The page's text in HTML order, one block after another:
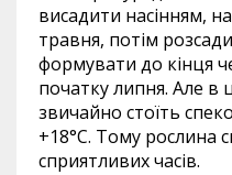
висадити насінням,
травня, потім
формувати до кінця
початку липня. Але в
звичайно стоїть
+18°С. Тому рослина
сприятливих часів.